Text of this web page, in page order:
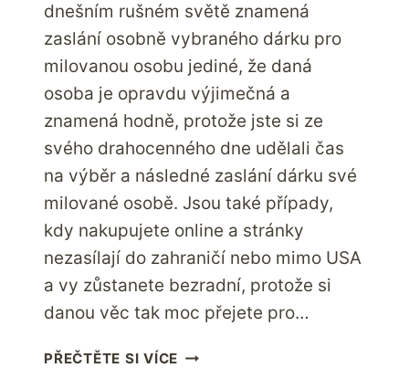
dnešním rušném světě znamená
zaslání osobně vybraného dárku pro
milovanou osobu jediné, že daná
osoba je opravdu výjimečná a
znamená hodně, protože jste si ze
svého drahocenného dne udělali čas
na výběr a následné zaslání dárku své
milované osobě. Jsou také případy,
kdy nakupujete online a stránky
nezasílají do zahraničí nebo mimo USA
a vy zůstanete bezradní, protože si
danou věc tak moc přejete pro…
PŘEČTĚTE SI VÍCE JAK